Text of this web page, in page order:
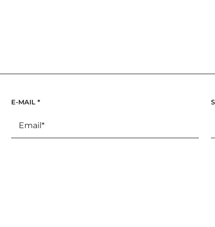
E-MAIL *